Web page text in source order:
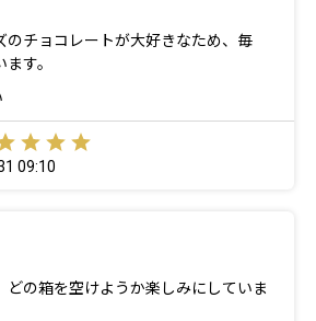
のチョコレートが大好きなため、毎
す。
09:10
どの箱を空けようか楽しみにしていま